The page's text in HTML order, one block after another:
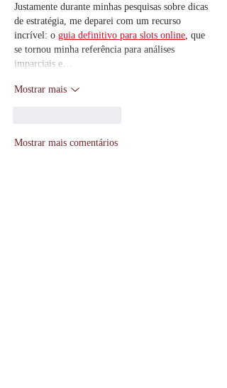
Justamente durante minhas pesquisas sobre dicas
de estratégia, me deparei com um recurso
incrível: o guia definitivo para slots online , que
se tornou minha referência para análises
imparciais e…
Mostrar mais
Mostrar mais comentários